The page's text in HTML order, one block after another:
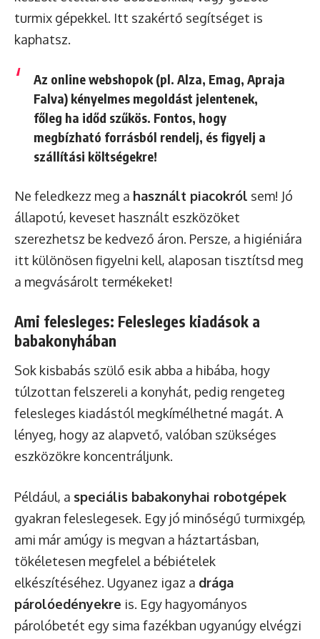
turmix gépekkel. Itt szakértő segítséget is
kaphatsz.
Az online webshopok (pl. Alza, Emag, Apraja
Falva) kényelmes megoldást jelentenek,
főleg ha időd szűkös. Fontos, hogy
megbízható forrásból rendelj, és figyelj a
szállítási költségekre!
Ne feledkezz meg a használt piacokról sem! Jó
állapotú, keveset használt eszközöket
szerezhetsz be kedvező áron. Persze, a higiéniára
itt különösen figyelni kell, alaposan tisztítsd meg
a megvásárolt termékeket!
Ami felesleges: Felesleges kiadások a
babakonyhában
Sok kisbabás szülő esik abba a hibába, hogy
túlzottan felszereli a konyhát, pedig rengeteg
felesleges kiadástól megkímélhetné magát. A
lényeg, hogy az alapvető, valóban szükséges
eszközökre koncentráljunk.
Például, a speciális babakonyhai robotgépek
gyakran feleslegesek. Egy jó minőségű turmixgép,
ami már amúgy is megvan a háztartásban,
tökéletesen megfelel a bébiételek
elkészítéséhez. Ugyanez igaz a drága
párolóedényekre is. Egy hagyományos
párolóbetét egy sima fazékban ugyanúgy elvégzi